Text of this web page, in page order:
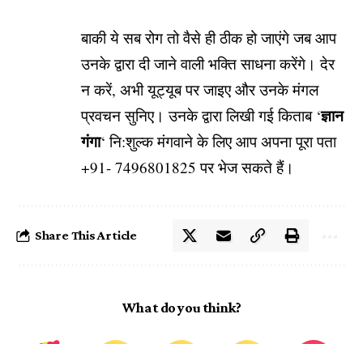
बाकी ये सब रोग तो वैसे ही ठीक हो जाएंगे जब आप
उनके द्वारा दी जाने वाली भक्ति साधना करेंगे। देर
न करें, अभी यूट्यूब पर जाइए और उनके मंगल
प्रवचन सुनिए। उनके द्वारा लिखी गई किताब ‘ज्ञान
गंगा‘ नि:शुल्क मंगवाने के लिए आप अपना पूरा पता
+91- 7496801825 पर भेज सकते हैं।
Share This Article
What do you think?